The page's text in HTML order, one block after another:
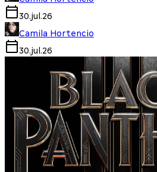
30.jul.26
Camila Hortencio
30.jul.26